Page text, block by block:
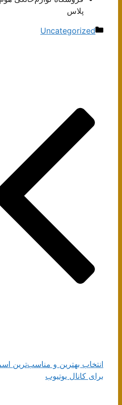
پلاس
دسته‌ها
Uncategorized
انتخاب بهترین و مناسب‌ترین اسم
برای کانال یوتیوب